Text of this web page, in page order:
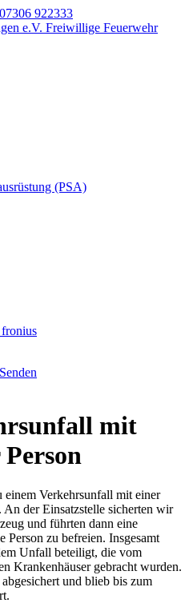
07306 922333
Freiwillige Feuerwehr
(PSA)
mit
Verkehrsunfall mit einer
der Einsatzstelle sicherten wir
und führten dann eine
Person zu befreien. Insgesamt
Unfall beteiligt, die vom
Krankenhäuser gebracht wurden.
und blieb bis zum